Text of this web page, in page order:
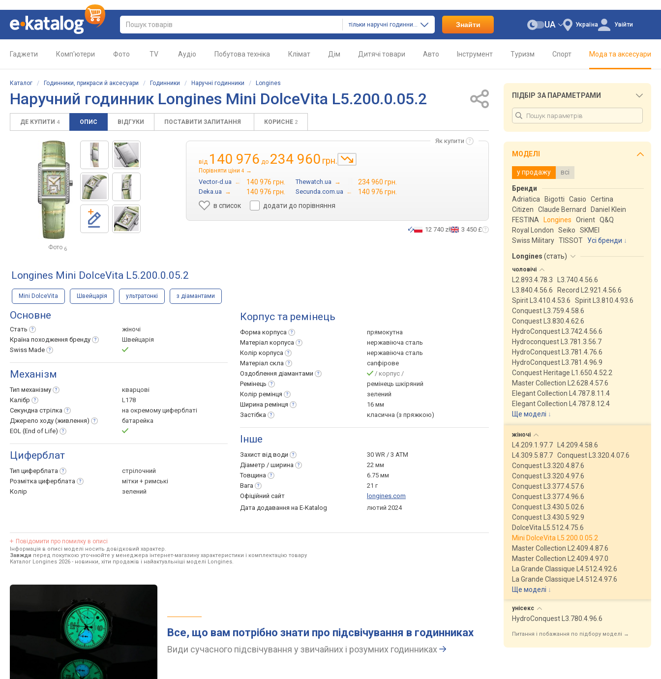
тільки наручні годинники Знайти Україна
UA Увійти
Гаджети Комп'ютери Фото TV Аудіо Побутова техніка Клімат Дім Дитячі товари Авто Інструмент Туризм Спорт Мода та аксесуари
Каталог / Годинники, прикраси й аксесуари / Годинники / Наручні годинники / Longines
Наручний годинник Longines Mini DolceVita L5.200.0.05.2
ДЕ КУПИТИ 4 ОПИС ВІДГУКИ ПОСТАВИТИ ЗАПИТАННЯ КОРИСНЕ 2
Фото 6
Як купити
від 140 976 до 234 960 грн.
Порівняти ціни 4 →
Vector-d.ua → 140 976 грн. Thewatch.ua → 234 960 грн.
Deka.ua → 140 976 грн. Secunda.com.ua →
140 976 грн.
в список
додати до порівняння
12 740 zł 3 450 £
Longines Mini DolceVita L5.200.0.05.2
Mini DolceVita Швейцарія ультратонкі з діамантами
Основне
Стать
жіночі
Країна походження бренду
Швейцарія
Swiss Made
Механізм
Тип механізму
кварцові
Калібр
L178
Секундна стрілка
на окремому циферблаті
Джерело ходу (живлення)
батарейка
EOL (End of Life)
Циферблат
Тип циферблата
стрілочний
Розмітка циферблата
мітки + римські
Колір
зелений
Корпус та ремінець
Форма корпуса
прямокутна
Матеріал корпуса
нержавіюча сталь
Колір корпуса
нержавіюча сталь
Матеріал скла
сапфірове
Оздоблення діамантами
/ корпус /
Ремінець
ремінець шкіряний
Колір ремінця
зелений
Ширина ремінця
16 мм
Застібка
класична (з пряжкою)
Інше
Захист від води
30 WR / 3 ATM
Діаметр / ширина
22 мм
Товщина
6.75 мм
Вага
21 г
Офіційний сайт
longines.com
Дата додавання на E-Katalog
лютий 2024
Повідомити про помилку в описі
Інформація в описі моделі носить довідковий характер.
Завжди перед покупкою уточнюйте у менеджера інтернет-магазину характеристики і комплектацію товару
Каталог Longines 2026 - новинки, хіти продажів і найактуальніші моделі Longines.
Все, що вам потрібно знати про підсвічування в годинниках
Види сучасного підсвічування у звичайних і розумних годинниках
ПІДБІР ЗА ПАРАМЕТРАМИ
МОДЕЛІ
у продажу всі
Бренди
Adriatica
Bigotti Casio
Certina
Citizen
Claude Bernard
Daniel Klein
FESTINA
Longines Orient Q&Q
Royal London
Seiko
SKMEI
Swiss Military TISSOT
Усі бренди
Longines (стать)
чоловічі
L2.893.4.78.3
L3.740.4.56.6
L3.840.4.56.6
Record L2.921.4.56.6
Spirit L3.410.4.53.6
Spirit L3.810.4.93.6
Conquest L3.759.4.58.6
Conquest L3.830.4.62.6
HydroConquest L3.742.4.56.6
Hydroconquest L3.781.3.56.7
HydroConquest L3.781.4.76.6
HydroConquest L3.781.4.96.9
Conquest Heritage L1.650.4.52.2
Master Collection L2.628.4.57.6
Elegant Collection L4.787.8.11.4
Elegant Collection L4.787.8.12.4
Ще моделі ↓
жіночі
L4.209.1.97.7
L4.209.4.58.6
L4.309.5.87.7 Conquest L3.320.4.07.6
Conquest L3.320.4.87.6
Conquest L3.320.4.97.6
Conquest L3.377.4.57.6
Conquest L3.377.4.96.6
Conquest L3.430.5.02.6
Conquest L3.430.5.92.9
DolceVita L5.512.4.75.6
Mini DolceVita L5.200.0.05.2
Master Collection L2.409.4.87.6
Master Collection L2.409.4.97.0
La Grande Classique L4.512.4.92.6
La Grande Classique L4.512.4.97.6
Ще моделі ↓
унісекс
HydroConquest L3.780.4.96.6
Питання і побажання по підбору моделі →